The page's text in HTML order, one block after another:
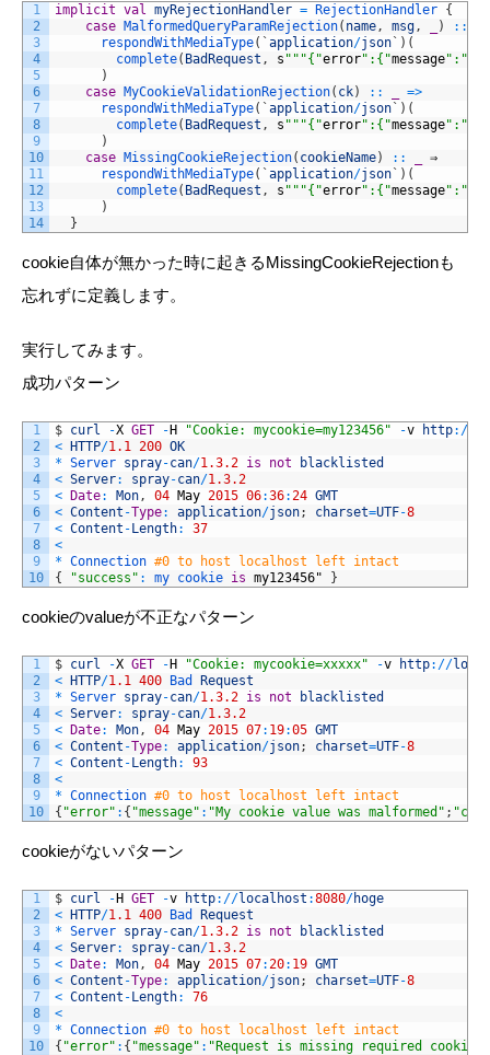
1
2
3
4
5
6
7
8
9
10
11
12
13
14
implicit val myRejectionHandler = RejectionHandler {
case MalformedQueryParamRejection( name , msg , ) ::
respondWithMediaType( `application/json` ) (
complete( BadRequest , s "" "{"error":{"message":"
)
case MyCookieValidationRejection( ck) :: =>
respondWithMediaType( `application/json` ) (
complete( BadRequest , s "" "{"error":{"message":"
)
case MissingCookieRejection( cookieName) ::
⇒
respondWithMediaType( `application/json` ) (
complete( BadRequest , s "" "{"error":{"message":"
)
}
cookie自体が無かった時に起きるMissingCookieRejectionも
忘れずに定義します。
実行してみます。
成功パターン
1
2
3
4
5
6
7
8
9
10
$ curl -X GET -H "Cookie: mycookie=my123456" -v http: /
< HTTP/1.1 200 OK
* Server spray-can/1.3.2 is not
blacklisted
< Server: spray-can/1.3.2
< Date: Mon , 04 May 2015 06:36: 24 GMT
< Content -Type: application/json; charset=UTF-8
< Content -Length:
37
<
* Connection #0 to host localhost left intact
{
"success" : my cookie is my123456" }
cookieのvalueが不正なパターン
1
2
3
4
5
6
7
8
9
10
$ curl -X GET -H "Cookie: mycookie=xxxxx" -v http: //
< HTTP/1.1 400 Bad Request
* Server spray-can/1.3.2 is not
blacklisted
< Server: spray-can/1.3.2
< Date: Mon , 04 May 2015 07: 19:05 GMT
< Content -Type: application/json; charset=UTF-8
< Content -Length:
93
<
* Connection #0 to host localhost left intact
{ "error" : { "message" : "My cookie value was malformed" ;
cookieがないパターン
1
2
3
4
5
6
7
8
9
10
$ curl -H GET -v http: //localhost :8080/hoge
< HTTP/1.1 400 Bad Request
* Server spray-can/1.3.2 is not
blacklisted
< Server: spray-can/1.3.2
< Date: Mon , 04 May 2015 07: 20: 19 GMT
< Content -Type: application/json; charset=UTF-8
< Content -Length:
76
<
* Connection #0 to host localhost left intact
{ "error" : { "message" : "Request is missing required cookie"